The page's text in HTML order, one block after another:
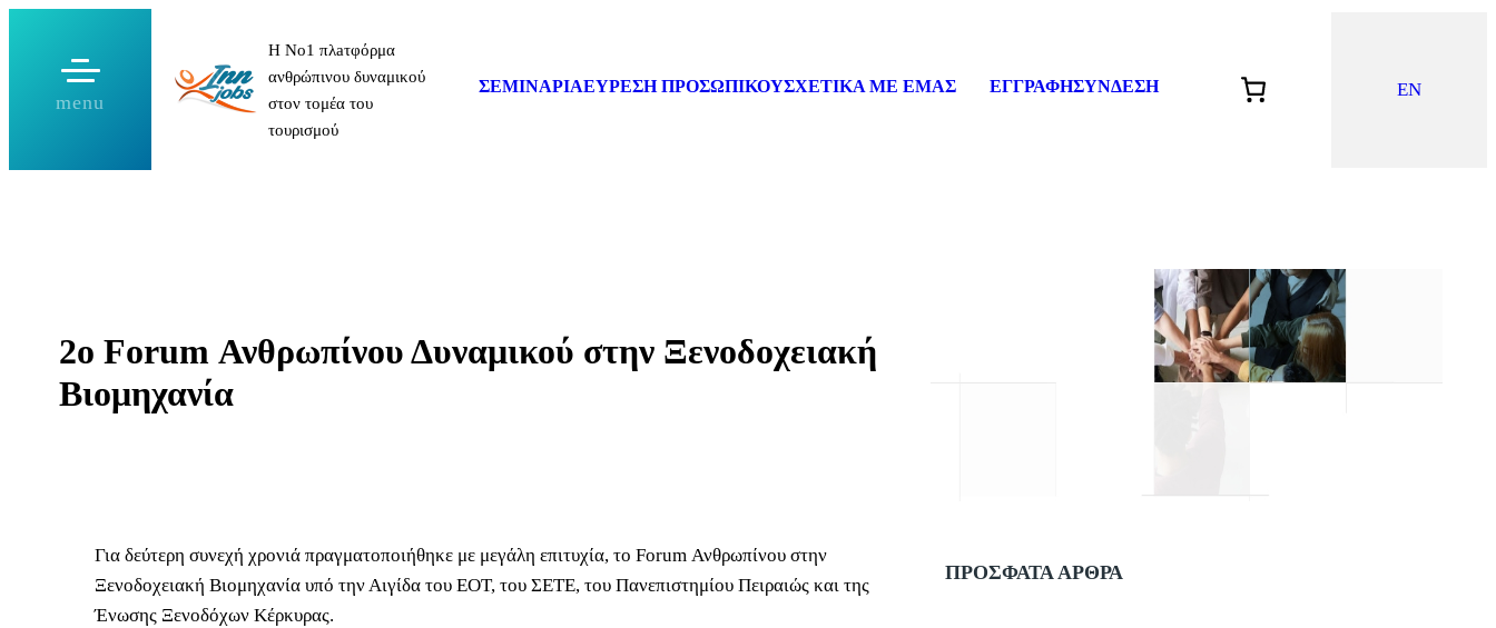
περιεχόμενο
menu
Η Νο1 πλaτφόρμα
ανθρώπινου δυναμικού
στον τομέα του
τουρισμού
ΣΕΜΙΝΑΡΙΑΕΥΡΕΣΗ ΠΡΟΣΩΠΙΚΟΥΣΧΕΤΙΚΑ ΜΕ ΕΜΑΣ ΕΓΓΡΑΦΗΣΥΝΔΕΣΗ EN
2ο Forum Ανθρωπίνου Δυναμικού στην Ξενοδοχειακή
Βιομηχανία
Για δεύτερη συνεχή χρονιά πραγματοποιήθηκε με μεγάλη επιτυχία, το Forum Ανθρωπίνου στην
Ξενοδοχειακή Βιομηχανία υπό την Αιγίδα του ΕΟΤ, του ΣΕΤΕ, του Πανεπιστημίου Πειραιώς και της
Ένωσης Ξενοδόχων Κέρκυρας.
ΠΡΟΣΦΑΤΑ ΑΡΘΡΑ